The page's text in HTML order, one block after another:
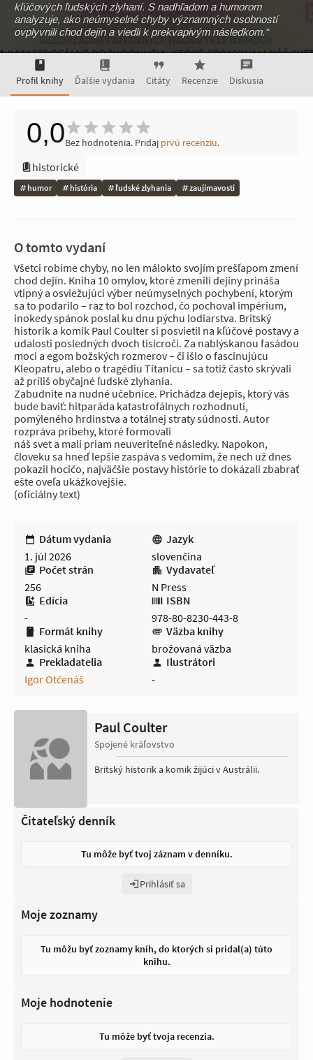
kľúčových ľudských zlyhaní. S nadhľadom a humorom
analyzuje, ako neúmyselné chyby významných osobností
ovplyvnili chod dejín a viedli k prekvapivým následkom.“
Profil knihy Ďalšie vydania Citáty Recenzie Diskusia
0,0Bez hodnotenia. Pridaj prvú recenziu.
historické
humor história ľudské zlyhania zaujímavosti
O tomto vydaní
Všetci robíme chyby, no len málokto svojím prešľapom zmení
chod dejín. Kniha 10 omylov, ktoré zmenili dejiny prináša
vtipný a osviežujúci výber neúmyselných pochybení, ktorým
sa to podarilo – raz to bol rozchod, čo pochoval impérium,
inokedy spánok poslal ku dnu pýchu lodiarstva. Britský
historik a komik Paul Coulter si posvietil na kľúčové postavy a
udalosti posledných dvoch tisícročí. Za nablýskanou fasádou
moci a egom božských rozmerov – či išlo o fascinujúcu
Kleopatru, alebo o tragédiu Titanicu – sa totiž často skrývali
až príliš obyčajné ľudské zlyhania.
Zabudnite na nudné učebnice. Prichádza dejepis, ktorý vás
bude baviť: hitparáda katastrofálnych rozhodnutí,
pomýleného hrdinstva a totálnej straty súdnosti. Autor
rozpráva príbehy, ktoré formovali
náš svet a mali priam neuveriteľné následky. Napokon,
človeku sa hneď lepšie zaspáva s vedomím, že nech už dnes
pokazil hocičo, najväčšie postavy histórie to dokázali zbabrať
ešte oveľa ukážkovejšie.
(oficiálny text)
Dátum vydania
1. júl 2026
Jazyk
slovenčina
Počet strán
256
Vydavateľ
N Press
Edícia
-
ISBN
978-80-8230-443-8
Formát knihy
klasická kniha
Väzba knihy
brožovaná väzba
Prekladatelia
Igor Otčenáš
Ilustrátori
-
Paul Coulter
Spojené kráľovstvo
Britský historik a komik žijúci v Austrálii.
Čitateľský denník
Tu môže byť tvoj záznam v denníku.
Prihlásiť sa
Moje zoznamy
Tu môžu byť zoznamy kníh, do ktorých si pridal(a) túto
knihu.
Moje hodnotenie
Tu môže byť tvoja recenzia.